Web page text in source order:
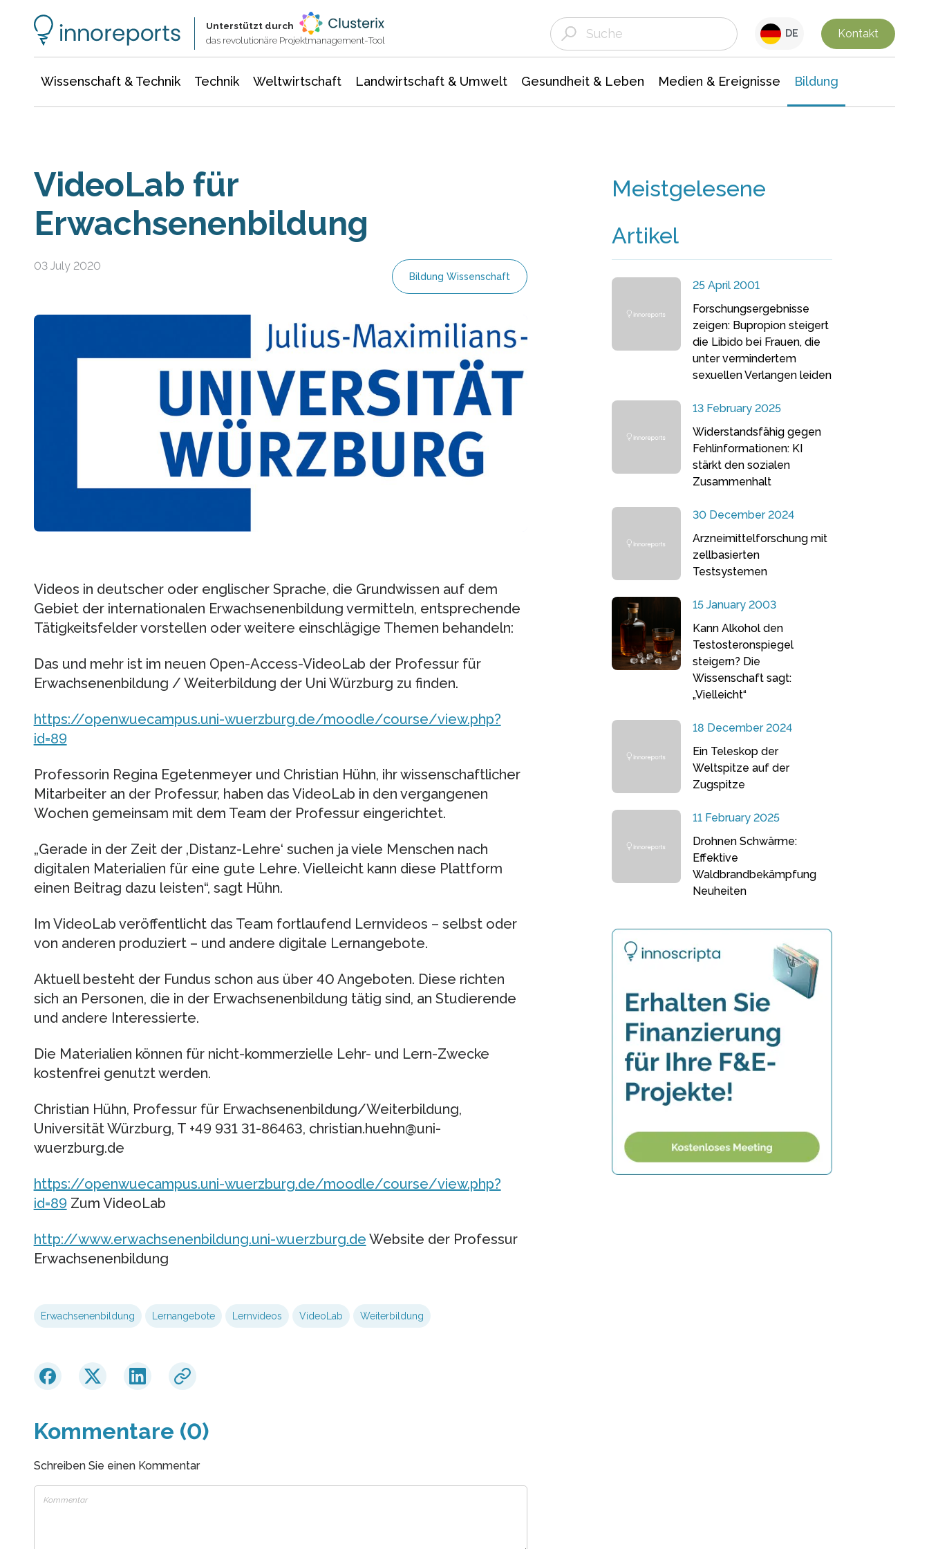
Unterstützt durch
das revolutionäre Projektmanagement-Tool
DE Kontakt
Wissenschaft & Technik Technik Weltwirtschaft Landwirtschaft & Umwelt Gesundheit & Leben Medien & Ereignisse Bildung
VideoLab für
Erwachsenenbildung
03 July 2020
Bildung Wissenschaft
Videos in deutscher oder englischer Sprache, die Grundwissen auf dem
Gebiet der internationalen Erwachsenenbildung vermitteln, entsprechende
Tätigkeitsfelder vorstellen oder weitere einschlägige Themen behandeln:
Das und mehr ist im neuen Open-Access-VideoLab der Professur für
Erwachsenenbildung / Weiterbildung der Uni Würzburg zu finden.
https://openwuecampus.uni-wuerzburg.de/moodle/course/view.php?
id=89
Professorin Regina Egetenmeyer und Christian Hühn, ihr wissenschaftlicher
Mitarbeiter an der Professur, haben das VideoLab in den vergangenen
Wochen gemeinsam mit dem Team der Professur eingerichtet.
„Gerade in der Zeit der ‚Distanz-Lehre‘ suchen ja viele Menschen nach
digitalen Materialien für eine gute Lehre. Vielleicht kann diese Plattform
einen Beitrag dazu leisten“, sagt Hühn.
Im VideoLab veröffentlicht das Team fortlaufend Lernvideos – selbst oder
von anderen produziert – und andere digitale Lernangebote.
Aktuell besteht der Fundus schon aus über 40 Angeboten. Diese richten
sich an Personen, die in der Erwachsenenbildung tätig sind, an Studierende
und andere Interessierte.
Die Materialien können für nicht-kommerzielle Lehr- und Lern-Zwecke
kostenfrei genutzt werden.
Christian Hühn, Professur für Erwachsenenbildung/Weiterbildung,
Universität Würzburg, T +49 931 31-86463, christian.huehn@uni-
wuerzburg.de
https://openwuecampus.uni-wuerzburg.de/moodle/course/view.php?
id=89 Zum VideoLab
http://www.erwachsenenbildung.uni-wuerzburg.de Website der Professur
Erwachsenenbildung
Erwachsenenbildung Lernangebote Lernvideos VideoLab Weiterbildung
Kommentare (0)
Schreiben Sie einen Kommentar
Meistgelesene
Artikel
25 April 2001
Forschungsergebnisse
zeigen: Bupropion steigert
die Libido bei Frauen, die
unter vermindertem
sexuellen Verlangen leiden
13 February 2025
Widerstandsfähig gegen
Fehlinformationen: KI
stärkt den sozialen
Zusammenhalt
30 December 2024
Arzneimittelforschung mit
zellbasierten
Testsystemen
15 January 2003
Kann Alkohol den
Testosteronspiegel
steigern? Die
Wissenschaft sagt:
„Vielleicht“
18 December 2024
Ein Teleskop der
Weltspitze auf der
Zugspitze
11 February 2025
Drohnen Schwärme:
Effektive
Waldbrandbekämpfung
Neuheiten